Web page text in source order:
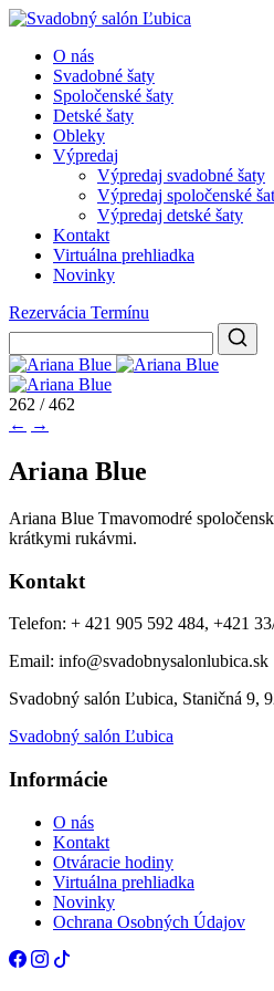
O nás
Svadobné šaty
Spoločenské šaty
Detské šaty
Obleky
Výpredaj
Výpredaj svadobné šaty
Výpredaj spoločenské
Výpredaj detské šaty
Kontakt
Virtuálna prehliadka
Novinky
Rezervácia Termínu
262 / 462
← →
Ariana Blue
Ariana Blue Tmavomodré
krátkymi rukávmi.
Kontakt
Telefon: + 421 905 592 484, +421
Email: info@svadobnysalonlubica.sk
Svadobný salón Ľubica, Staničná 9,
Svadobný salón Ľubica
Informácie
O nás
Kontakt
Otváracie hodiny
Virtuálna prehliadka
Novinky
Ochrana Osobných Údajov